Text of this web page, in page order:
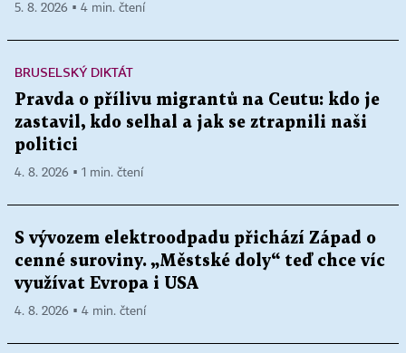
5. 8. 2026 ▪ 4 min. čtení
BRUSELSKÝ DIKTÁT
Pravda o přílivu migrantů na Ceutu: kdo je
zastavil, kdo selhal a jak se ztrapnili naši
politici
4. 8. 2026 ▪ 1 min. čtení
S vývozem elektroodpadu přichází Západ o
cenné suroviny. „Městské doly“ teď chce víc
využívat Evropa i USA
4. 8. 2026 ▪ 4 min. čtení